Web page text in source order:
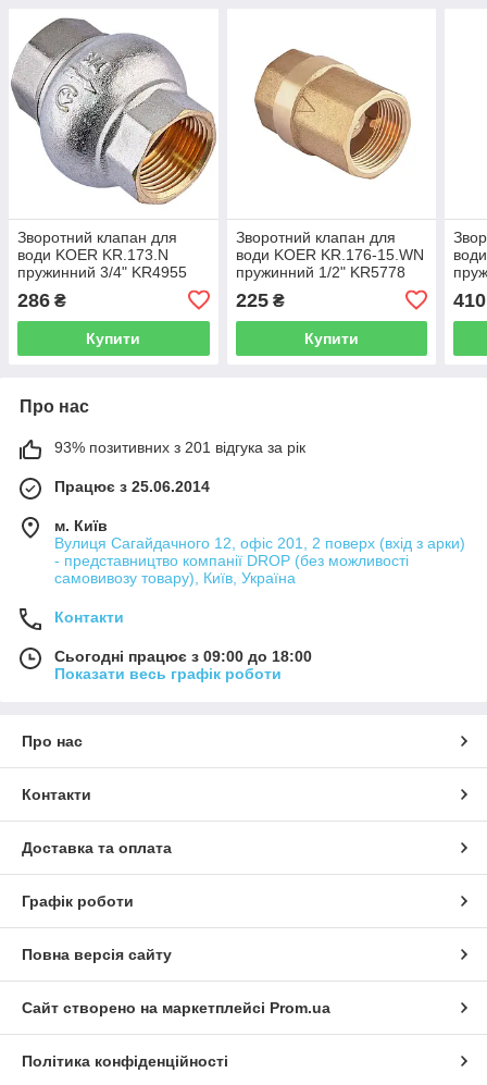
Зворотний клапан для
води KOER KR.173.N
пружинний 3/4" KR4955
286 ₴
Купити
Зворотний клапан для
води KOER KR.176-15.WN
пружинний 1/2" KR5778
225₴
Купити
410
Про нас
93% позитивних з 201 відгука за рік
Працює з 25.06.2014
м. Київ
Вулиця Сагайдачного 12, офіс 201, 2 поверх (вхід з арки)
- представництво компанії DROP (без можливості
самовивозу товару), Київ, Україна
Контакти
Сьогодні працює з 09:00 до 18:00
Показати весь графік роботи
Про нас
Контакти
Доставка та оплата
Графік роботи
Повна версія сайту
Сайт створено на маркетплейсі Prom.ua
Політика конфіденційності